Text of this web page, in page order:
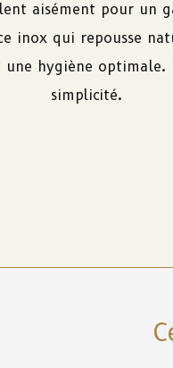
aisément pour un
inox qui repousse
hygiène optimale.
simplicité.